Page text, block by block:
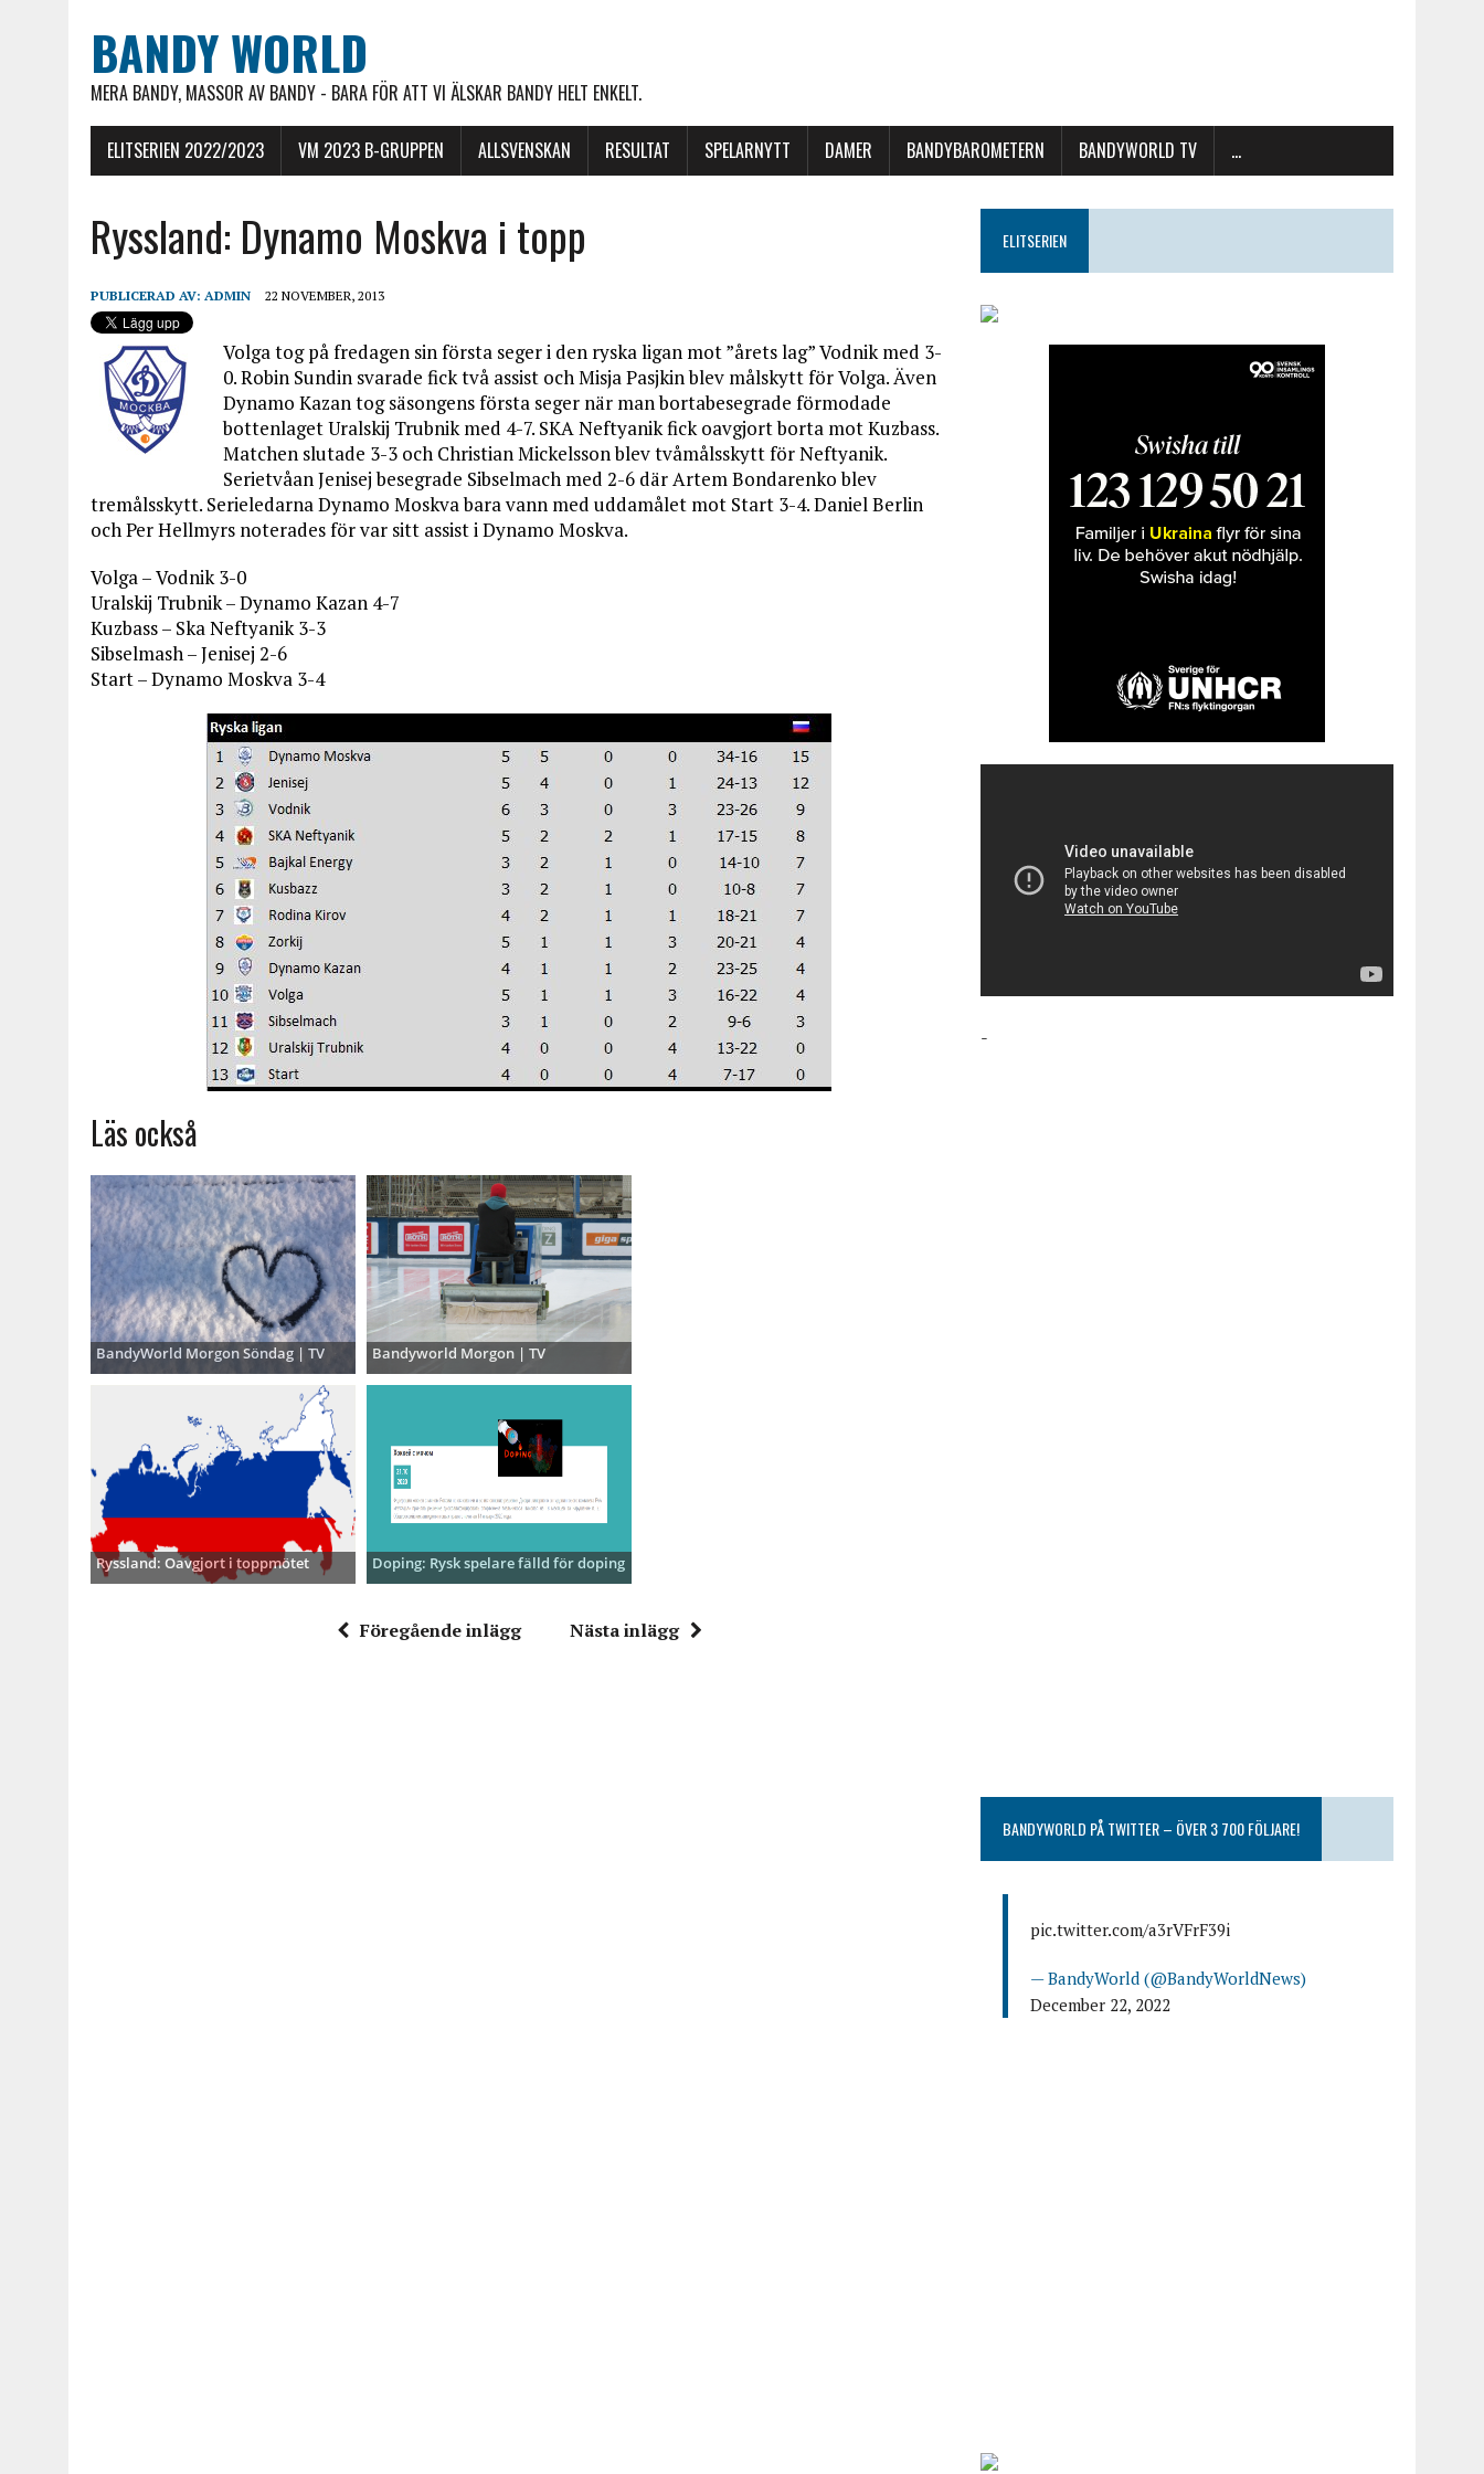
BANDY WORLD
MERA BANDY, MASSOR AV BANDY - BARA FÖR ATT VI ÄLSKAR BANDY HELT ENKELT.
ELITSERIEN 2022/2023 VM 2023 B-GRUPPEN ALLSVENSKAN RESULTAT SPELARNYTT DAMER BANDYBAROMETERN BANDYWORLD TV …
Ryssland: Dynamo Moskva i topp
PUBLICERAD AV: ADMIN 22 NOVEMBER, 2013
Volga tog på fredagen sin första seger i den ryska ligan mot ”årets lag” Vodnik med 3-
0. Robin Sundin svarade fick två assist och Misja Pasjkin blev målskytt för Volga. Även
Dynamo Kazan tog säsongens första seger när man bortabesegrade förmodade
bottenlaget Uralskij Trubnik med 4-7. SKA Neftyanik fick oavgjort borta mot Kuzbass.
Matchen slutade 3-3 och Christian Mickelsson blev tvåmålsskytt för Neftyanik.
Serietvåan Jenisej besegrade Sibselmach med 2-6 där Artem Bondarenko blev
tremålsskytt. Serieledarna Dynamo Moskva bara vann med uddamålet mot Start 3-4. Daniel Berlin
och Per Hellmyrs noterades för var sitt assist i Dynamo Moskva.
Volga – Vodnik 3-0
Uralskij Trubnik – Dynamo Kazan 4-7
Kuzbass – Ska Neftyanik 3-3
Sibselmash – Jenisej 2-6
Start – Dynamo Moskva 3-4
Läs också
BandyWorld Morgon Söndag | TV Bandyworld Morgon | TV
Ryssland: Oavgjort i toppmötet Doping: Rysk spelare fälld för doping
Föregående inlägg Nästa inlägg
ELITSERIEN
-
BANDYWORLD PÅ TWITTER – ÖVER 3 700 FÖLJARE!
pic.twitter.com/a3rVFrF39i
— BandyWorld (@BandyWorldNews)
December 22, 2022